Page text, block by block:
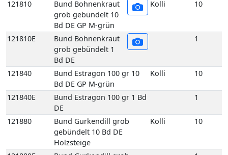
Bd DE GP M-grün
Bund Estragon 100 gr 1 Bd
DE
121880
Bund Gurkendill grob
gebündelt 10 Bd DE
Holzsteige
10
121880E
Bund Gurkendill grob
gebündelt 1 Bd DE
1
121890
Bund Kerbel 100 gr
10 Bd DE GP M-
grün
10
Bund Kerbel 100 gr
1 Bd DE